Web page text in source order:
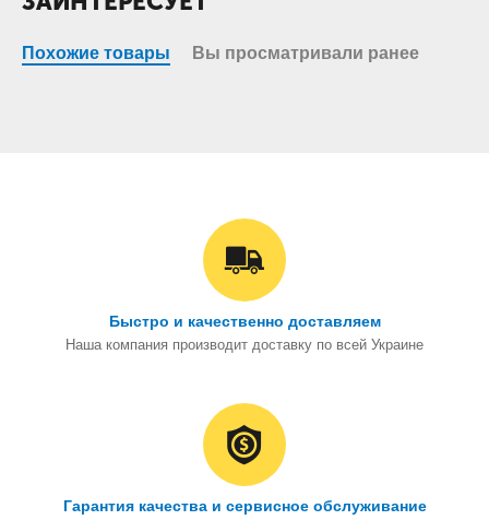
Похожие товары Вы просматривали ранее
Быстро и качественно доставляем
Наша компания производит доставку по всей Украине
Гарантия качества и сервисное обслуживание